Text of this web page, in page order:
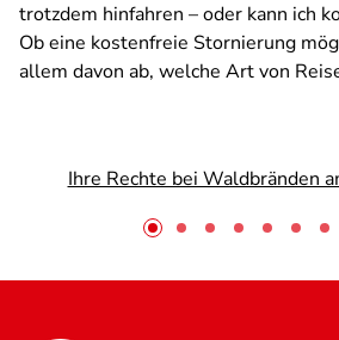
trotzdem hinfahren – oder kann ich
Ob eine kostenfreie Stornierung
allem davon ab, welche Art von
Ihre Rechte bei Waldbränden